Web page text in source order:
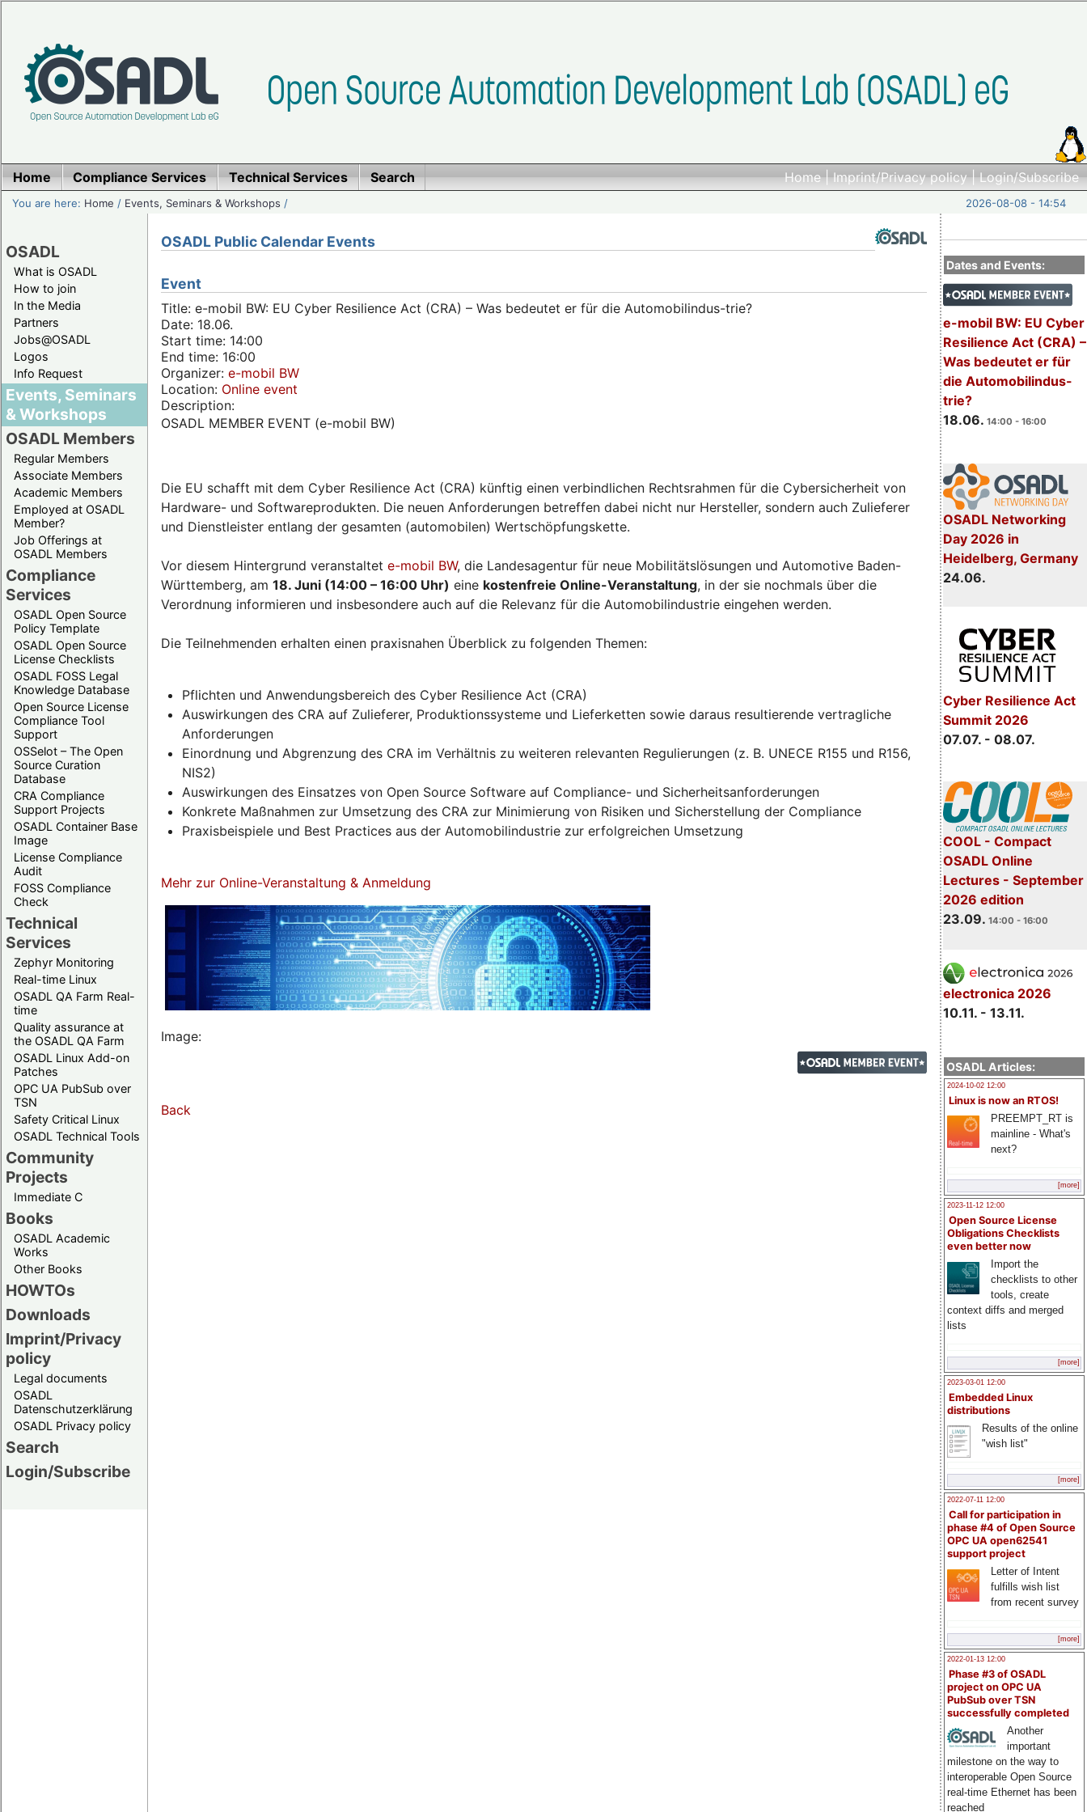
Home|Imprint/Privacy policy|Login/Subscribe
Home Compliance Services Technical Services Search
You are here: Home / Events, Seminars & Workshops / 2026-08-08 - 14:54
OSADL
What is OSADL
How to join
In the Media
Partners
Jobs@OSADL
Logos
Info Request
Events, Seminars
& Workshops
OSADL Members
Regular Members
Associate Members
Academic Members
Employed at OSADL
Member?
Job Offerings at
OSADL Members
Compliance
Services
OSADL Open Source
Policy Template
OSADL Open Source
License Checklists
OSADL FOSS Legal
Knowledge Database
Open Source License
Compliance Tool
Support
OSSelot – The Open
Source Curation
Database
CRA Compliance
Support Projects
OSADL Container Base
Image
License Compliance
Audit
FOSS Compliance
Check
Technical
Services
Zephyr Monitoring
Real-time Linux
OSADL QA Farm Real-
time
Quality assurance at
the OSADL QA Farm
OSADL Linux Add-on
Patches
OPC UA PubSub over
TSN
Safety Critical Linux
OSADL Technical Tools
Community
Projects
Immediate C
Books
OSADL Academic
Works
Other Books
HOWTOs
Downloads
Imprint/Privacy
policy
Legal documents
OSADL
Datenschutzerklärung
OSADL Privacy policy
Search
Login/Subscribe
Dates and Events:
e-mobil BW: EU Cyber
Resilience Act (CRA) –
Was bedeutet er für
die Automobilindus-
trie?
18.06. 14:00 - 16:00
OSADL Networking
Day 2026 in
Heidelberg, Germany
24.06.
Cyber Resilience Act
Summit 2026
07.07. - 08.07.
COOL - Compact
OSADL Online
Lectures - September
2026 edition
23.09. 14:00 - 16:00
electronica 2026
10.11. - 13.11.
OSADL Articles:
2024-10-02 12:00
Linux is now an RTOS!
PREEMPT_RT is
mainline - What's
next?
[more]
2023-11-12 12:00
Open Source License
Obligations Checklists
even better now
Import the
checklists to other
tools, create
context diffs and merged
lists
[more]
2023-03-01 12:00
Embedded Linux
distributions
Results of the online
"wish list"
[more]
2022-07-11 12:00
Call for participation in
phase #4 of Open Source
OPC UA open62541
support project
Letter of Intent
fulfills wish list
from recent survey
[more]
2022-01-13 12:00
Phase #3 of OSADL
project on OPC UA
PubSub over TSN
successfully completed
Another
important
milestone on the way to
interoperable Open Source
real-time Ethernet has been
reached
OSADL Public Calendar Events
Event
Title: e-mobil BW: EU Cyber Resilience Act (CRA) – Was bedeutet er für die Automobilindus-trie?
Date: 18.06.
Start time: 14:00
End time: 16:00
Organizer: e-mobil BW
Location: Online event
Description:
OSADL MEMBER EVENT (e-mobil BW)
Die EU schafft mit dem Cyber Resilience Act (CRA) künftig einen verbindlichen Rechtsrahmen für die Cybersicherheit von
Hardware- und Softwareprodukten. Die neuen Anforderungen betreffen dabei nicht nur Hersteller, sondern auch Zulieferer
und Dienstleister entlang der gesamten (automobilen) Wertschöpfungskette.
Vor diesem Hintergrund veranstaltet e-mobil BW, die Landesagentur für neue Mobilitätslösungen und Automotive Baden-
Württemberg, am 18. Juni (14:00 – 16:00 Uhr) eine kostenfreie Online-Veranstaltung, in der sie nochmals über die
Verordnung informieren und insbesondere auch auf die Relevanz für die Automobilindustrie eingehen werden.
Die Teilnehmenden erhalten einen praxisnahen Überblick zu folgenden Themen:
Pflichten und Anwendungsbereich des Cyber Resilience Act (CRA)
Auswirkungen des CRA auf Zulieferer, Produktionssysteme und Lieferketten sowie daraus resultierende vertragliche
Anforderungen
Einordnung und Abgrenzung des CRA im Verhältnis zu weiteren relevanten Regulierungen (z. B. UNECE R155 und R156,
NIS2)
Auswirkungen des Einsatzes von Open Source Software auf Compliance- und Sicherheitsanforderungen
Konkrete Maßnahmen zur Umsetzung des CRA zur Minimierung von Risiken und Sicherstellung der Compliance
Praxisbeispiele und Best Practices aus der Automobilindustrie zur erfolgreichen Umsetzung
Mehr zur Online-Veranstaltung & Anmeldung
Image:
Back